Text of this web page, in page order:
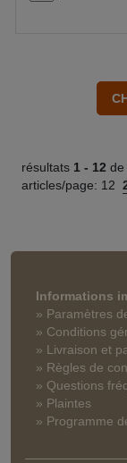
résultats 1 - 12 de
articles/page: 12
Informations
» Paramètres
» Conditions
» Livraison et
» Règles de
» Questions
» Plaintes
» Programme